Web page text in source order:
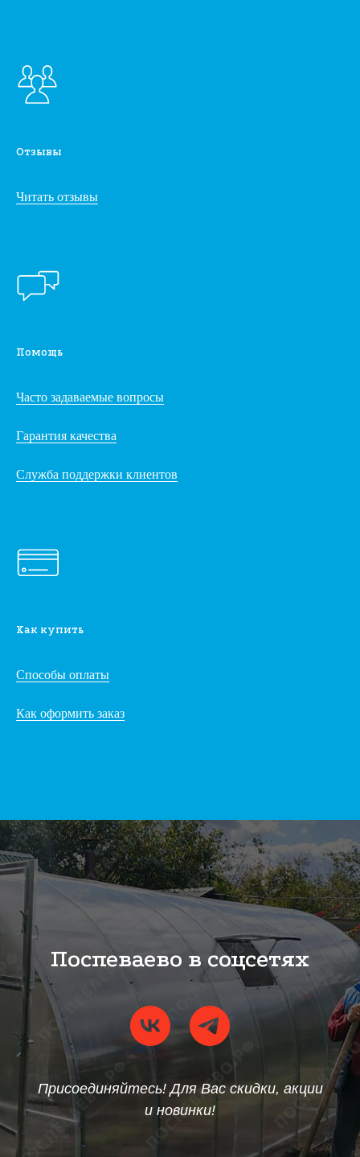
Отзывы
Читать отзывы
Помощь
Часто задаваемые вопросы
Гарантия качества
Служба поддержки клиентов
Как купить
Способы оплаты
Как оформить заказ
Поспеваево в соцсетях
Присоединяйтесь! Для Вас скидки, акции
и новинки!